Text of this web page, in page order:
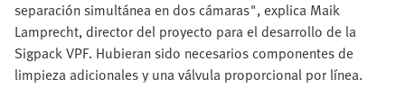
separación simultánea en dos cámaras", explica Maik
Lamprecht, director del proyecto para el desarrollo de la
Sigpack VPF. Hubieran sido necesarios componentes de
limpieza adicionales y una válvula proporcional por línea.